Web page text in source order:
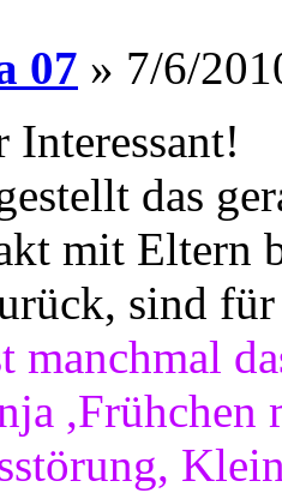
07 » 7/6/
das
mit Eltern
sind
manchmal
,Frühchen